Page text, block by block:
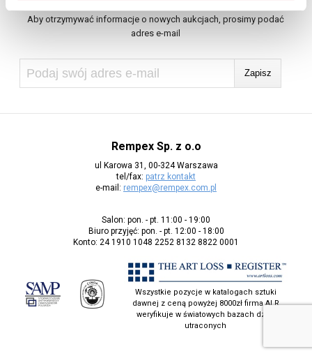
Aby otrzymywać informacje o nowych aukcjach, prosimy podać
adres e-mail
Rempex Sp. z o.o
ul Karowa 31, 00-324 Warszawa
tel/fax: patrz kontakt
e-mail: rempex@rempex.com.pl
Salon: pon. - pt. 11:00 - 19:00
Biuro przyjęć: pon. - pt. 12:00 - 18:00
Konto: 24 1910 1048 2252 8132 8822 0001
Wszystkie pozycje w katalogach sztuki
dawnej z ceną powyżej 8000zł firma ALR
weryfikuje w światowych bazach dzieł
utraconych